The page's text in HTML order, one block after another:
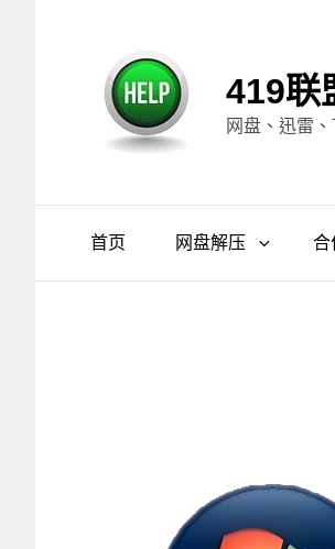
419联
网盘、迅雷
首页 网盘解压 合